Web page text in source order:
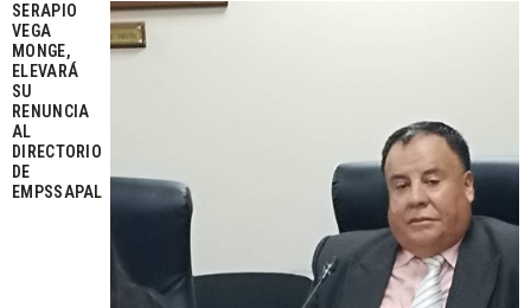
SERAPIO
VEGA
MONGE,
ELEVARÁ
SU
RENUNCIA
AL
DIRECTORIO
DE
EMPSSAPAL